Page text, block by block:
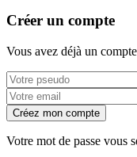
Créer un compte
Vous avez déjà un
Créez mon compte
Votre mot de passe vous